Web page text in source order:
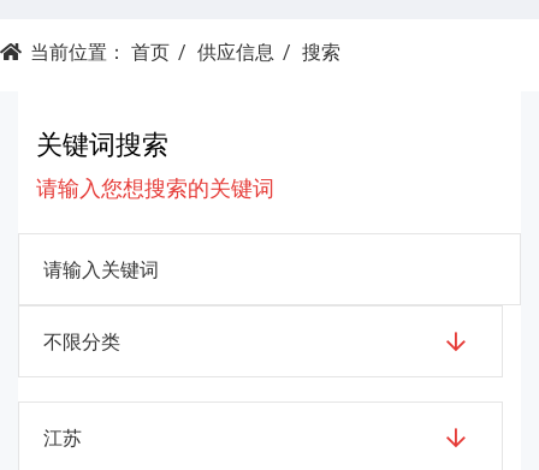
当前位置： 首页 供应信息 搜索
关键词搜索
请输入您想搜索的关键词
不限分类
江苏